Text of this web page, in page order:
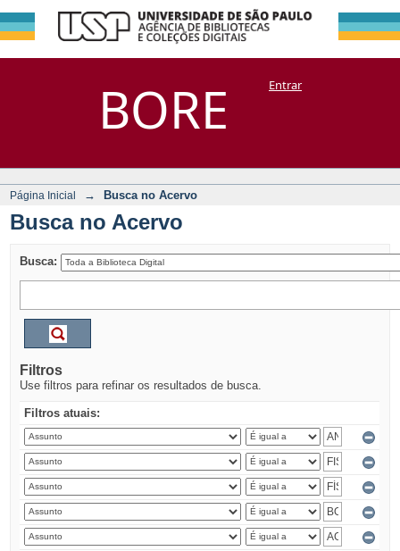
BORE
Busca no Acervo
DSpace/Manakin + CoriscoEntrar
Página Inicial → Busca no Acervo
Busca no Acervo
Busca:
Filtros
Use filtros para refinar os resultados de busca.
Filtros atuais: